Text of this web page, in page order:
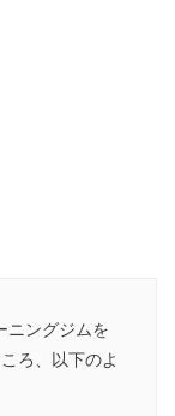
ニングジムを
ろ、以下のよ